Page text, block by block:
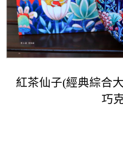
紅茶仙子(經典綜合
巧